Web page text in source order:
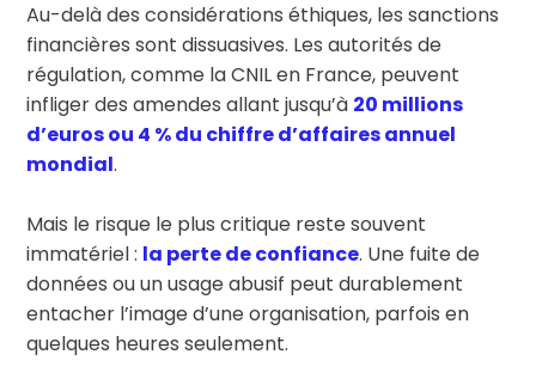
Au-delà des considérations éthiques, les sanctions
financières sont dissuasives. Les autorités de
régulation, comme la CNIL en France, peuvent
infliger des amendes allant jusqu’à 20 millions
d’euros ou 4 % du chiffre d’affaires annuel
mondial.
Mais le risque le plus critique reste souvent
immatériel : la perte de confiance. Une fuite de
données ou un usage abusif peut durablement
entacher l’image d’une organisation, parfois en
quelques heures seulement.